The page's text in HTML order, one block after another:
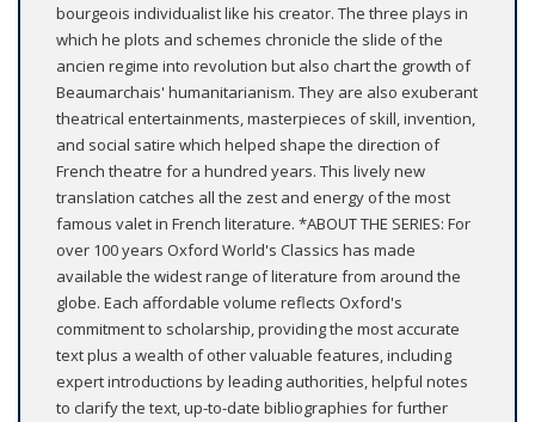
bourgeois individualist like his creator. The three plays in
which he plots and schemes chronicle the slide of the
ancien regime into revolution but also chart the growth of
Beaumarchais' humanitarianism. They are also exuberant
theatrical entertainments, masterpieces of skill, invention,
and social satire which helped shape the direction of
French theatre for a hundred years. This lively new
translation catches all the zest and energy of the most
famous valet in French literature. *ABOUT THE SERIES: For
over 100 years Oxford World's Classics has made
available the widest range of literature from around the
globe. Each affordable volume reflects Oxford's
commitment to scholarship, providing the most accurate
text plus a wealth of other valuable features, including
expert introductions by leading authorities, helpful notes
to clarify the text, up-to-date bibliographies for further